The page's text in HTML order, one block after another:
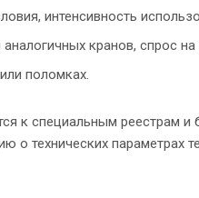
интенсивность
кранов, спрос на
поломках.
к специальным реестрам и
технических параметрах